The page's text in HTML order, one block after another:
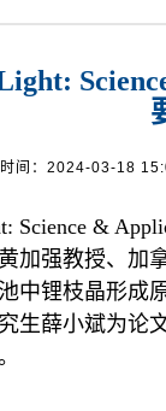
间：2024-03-18
Science &
加强教授、加
中锂枝晶形成
生薛小斌为论